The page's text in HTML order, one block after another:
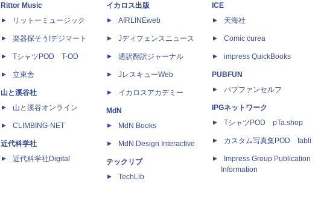
Rittor Music
リットーミュージック
楽器探そう!デジマート
TシャツPOD T-OD
立東舎
山と溪谷社
山と溪谷オンライン
CLIMBING-NET
近代科学社
近代科学社Digital
イカロス出版
AIRLINEweb
Jディフェンスニュース
通訳翻訳ジャーナル
JレスキューWeb
イカロスアカデミー
MdN
MdN Books
MdN Design Interactive
テックリブ
TechLib
ICE
天海社
Comic curea
impress QuickBooks
PUBFUN
パブファンセルフ
IPGネットワーク
TシャツPOD pTa.shop
カスタム写真集POD fabli
Impress Group Publication
Information